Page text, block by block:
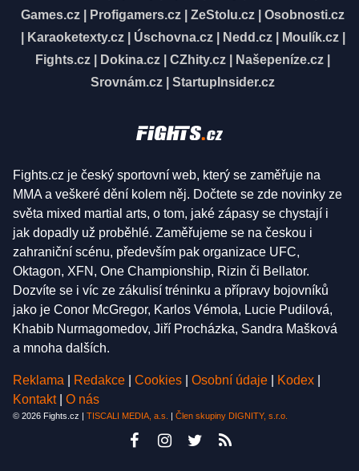
Games.cz
Profigamers.cz ZeStolu.cz
Osobnosti.cz
Karaoketexty.cz| Úschovna.cz| Nedd.cz| Moulík.cz|
Fights.cz
Dokina.cz CZhity.cz Našepeníze.cz
Srovnám.cz
StartupInsider.cz
Fights.cz je český sportovní web, který se zaměřuje na
MMA a veškeré dění kolem něj. Dočtete se zde novinky ze
světa mixed martial arts, o tom, jaké zápasy se chystají i
jak dopadly už proběhlé. Zaměřujeme se na českou i
zahraniční scénu, především pak organizace UFC,
Oktagon, XFN, One Championship, Rizin či Bellator.
Dozvíte se i víc ze zákulisí tréninku a přípravy bojovníků
jako je Conor McGregor, Karlos Vémola, Lucie Pudilová,
Khabib Nurmagomedov, Jiří Procházka, Sandra Mašková
a mnoha dalších.
Reklama Redakce Cookies Osobní údaje Kodex
Kontakt
O nás
© 2026 Fights.cz | TISCALI MEDIA, a.s. | Člen skupiny DIGNITY, s.r.o.